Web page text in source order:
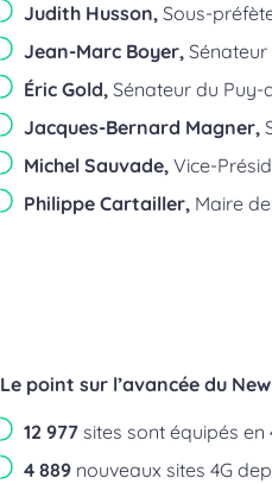
Judith Husson, Sous-
Jean-Marc Boyer,
Éric Gold, Sénateur du Puy-
Jacques-Bernard Magner,
Michel Sauvade, Vice-
Philippe Cartailler, Maire
Le point sur l’avancée du
12 977 sites sont équipés en
4 889 nouveaux sites 4G